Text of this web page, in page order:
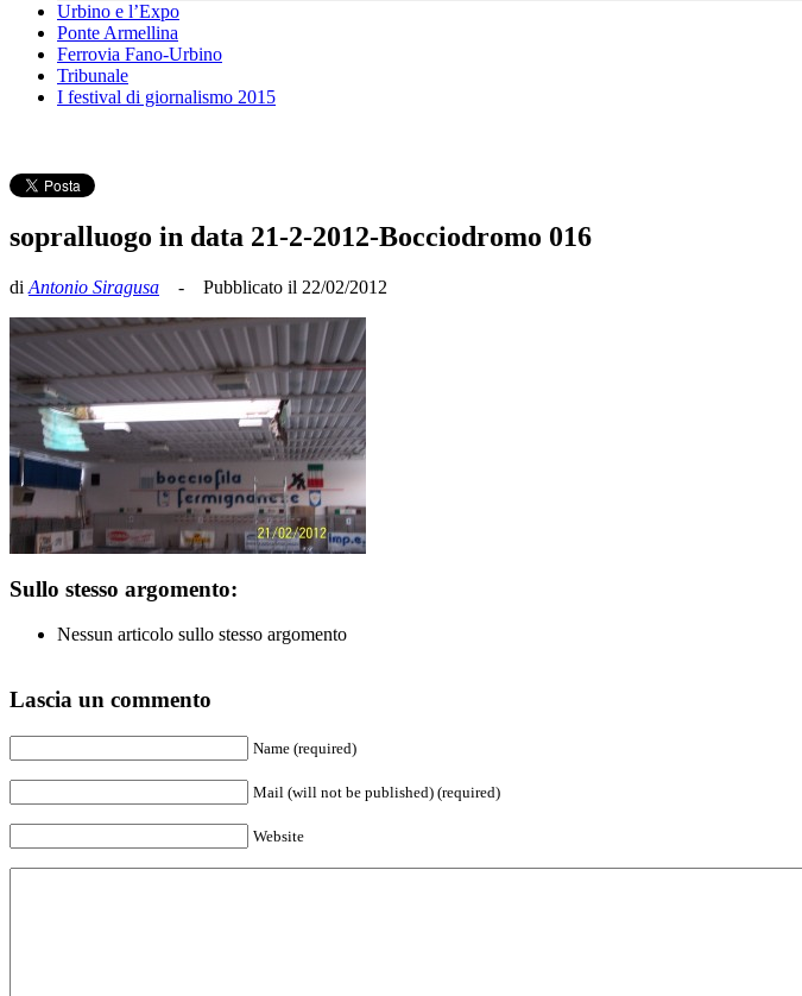
Urbino e l’Expo
Ponte Armellina
Ferrovia Fano-Urbino
Tribunale
I festival di giornalismo 2015
sopralluogo in data 21-2-2012-Bocciodromo 016
di Antonio Siragusa - Pubblicato il 22/02/2012
Sullo stesso argomento:
Nessun articolo sullo stesso argomento
Lascia un commento
Name (required)
Mail (will not be published) (required)
Website